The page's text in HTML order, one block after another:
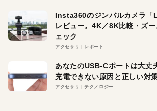
Insta360のジンバルカメラ
レビュー。4K／8K比較・ズ
ェック
アクセサリ レポート
あなたのUSB-Cポートは大丈
充電できない原因と正しい対
アクセサリ テクノロジー